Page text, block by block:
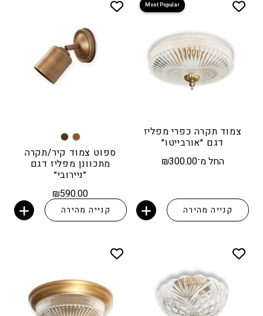
Most Popular
צמוד תקרה כפרי מפליז
דגם ״אורבייטו״
החל מ־
₪300.00
קנייה מהירה
ספוט צמוד קיר/תקרה
מתכוונן מפליז דגם
״ניירובי״
₪590.00
קנייה מהירה